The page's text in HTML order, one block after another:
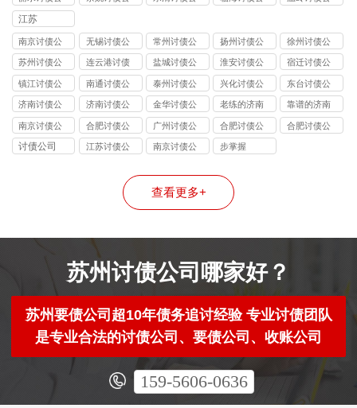
司
江苏
南京讨债公
司
无锡讨债公
司
常州讨债公
司
扬州讨债公
司
徐州讨债公
司
苏州讨债公
司
连云港讨债
公司
盐城讨债公
司
淮安讨债公
司
宿迁讨债公
司
镇江讨债公
司
南通讨债公
司
泰州讨债公
司
兴化讨债公
司
东台讨债公
司
济南讨债公
司回款方案
济南讨债公
司信息共享
金华讨债公
司
老练的济南
讨债公司
靠谱的济南
讨债公司
南京讨债公
司
合肥讨债公
司
广州讨债公
司
合肥讨债公
司追讨策略
合肥讨债公
讨债公司
江苏讨债公
南京讨债公
步掌握
查看更多+
苏州讨债公司哪家好？
苏州要债公司超10年债务追讨经验 专业讨债团队
是专业合法的讨债公司、要债公司、收账公司
159-5606-0636